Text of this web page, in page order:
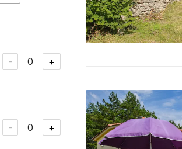
- 0 +
- 0 +